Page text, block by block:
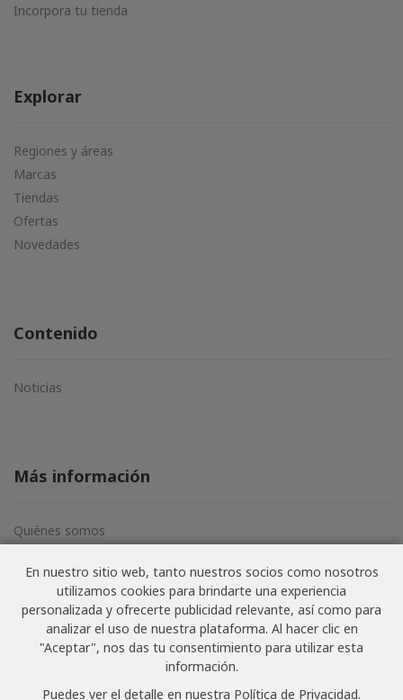
En nuestro sitio web, tanto nuestros socios como nosotros
utilizamos cookies para brindarte una experiencia
personalizada y ofrecerte publicidad relevante, así como para
analizar el uso de nuestra plataforma. Al hacer clic en
"Aceptar", nos das tu consentimiento para utilizar esta
información.
Puedes ver el detalle en nuestra Política de Privacidad.
Incorpora tu tienda
Explorar
Regiones y áreas
Marcas
Tiendas
Ofertas
Novedades
Contenido
Noticias
Más información
Quiénes somos
Términos y condiciones
Política de privacidad
© NoSoloVino.com 2006-2026 · Todos los derechos